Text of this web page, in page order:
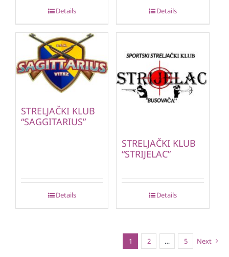
Details Details
STRELJAČKI KLUB
“SAGGITARIUS”
Details
STRELJAČKI KLUB
“STRIJELAC”
Details
1 2 … 5 Next